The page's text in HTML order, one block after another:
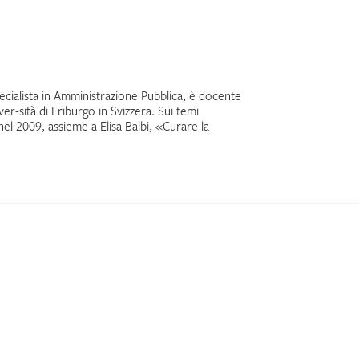
in Amministrazione Pubblica, è docente
sità di Friburgo in Svizzera. Sui temi
2009, assieme a Elisa Balbi, «Curare la